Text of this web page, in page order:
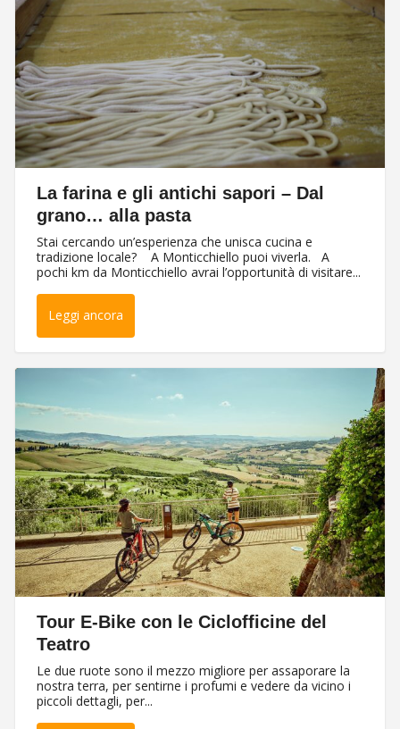
La farina e gli antichi sapori – Dal
grano… alla pasta
Stai cercando un’esperienza che unisca cucina e
tradizione locale? A Monticchiello puoi viverla. A
pochi km da Monticchiello avrai l’opportunità di visitare...
Leggi ancora
Tour E-Bike con le Ciclofficine del
Teatro
Le due ruote sono il mezzo migliore per assaporare la
nostra terra, per sentirne i profumi e vedere da vicino i
piccoli dettagli, per...